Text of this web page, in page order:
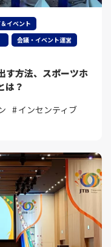
イベント
会議・イベント運営
す方法、スポーツホ
は？
インセンティブ